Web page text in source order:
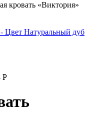
кровать «Виктория»
Цвет Натуральный дуб
Р